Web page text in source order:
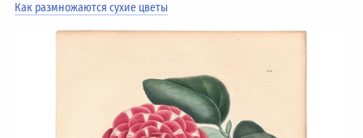
Как размножаются сухие цветы